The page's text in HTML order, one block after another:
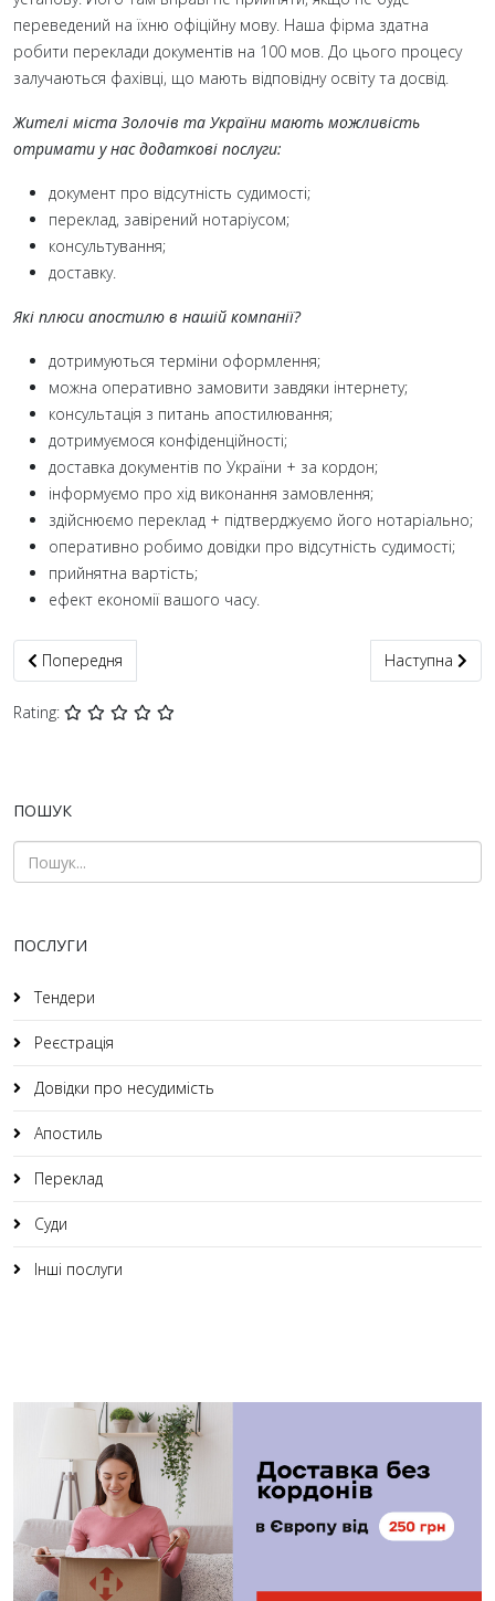
переведений на їхню офіційну мову. Наша фірма здатна
робити переклади документів на 100 мов. До цього процесу
залучаються фахівці, що мають відповідну освіту та досвід.
Жителі міста Золочів та України мають можливість
отримати у нас додаткові послуги:
документ про відсутність судимості;
переклад, завірений нотаріусом;
консультування;
доставку.
Які плюси апостилю в нашій компанії?
дотримуються терміни оформлення;
можна оперативно замовити завдяки інтернету;
консультація з питань апостилювання;
дотримуємося конфіденційності;
доставка документів по України + за кордон;
інформуємо про хід виконання замовлення;
здійснюємо переклад + підтверджуємо його нотаріально;
оперативно робимо довідки про відсутність судимості;
прийнятна вартість;
ефект економії вашого часу.
Попередня стаття: Апостиль на документи Броди ✅
Попередня Наступна
Наступна
Rating:
ПОШУК
ПОСЛУГИ
Тендери
Реєстрація
Довідки про несудимість
Апостиль
Переклад
Суди
Інші послуги